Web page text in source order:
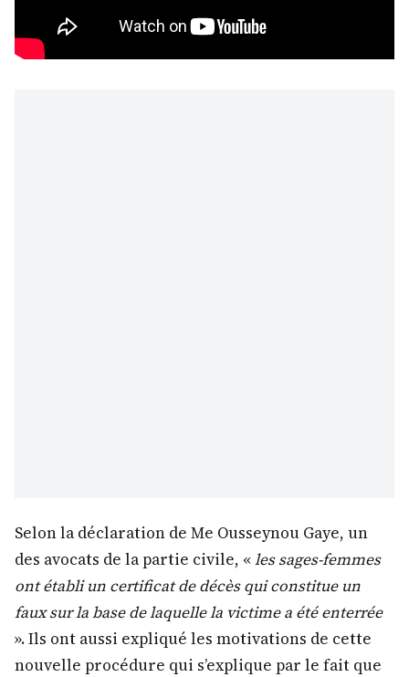
Selon la déclaration de Me Ousseynou Gaye, un
des avocats de la partie civile, «les sages-femmes
ont établi un certificat de décès qui constitue un
faux sur la base de laquelle la victime a été enterrée
». Ils ont aussi expliqué les motivations de cette
nouvelle procédure qui s’explique par le fait que